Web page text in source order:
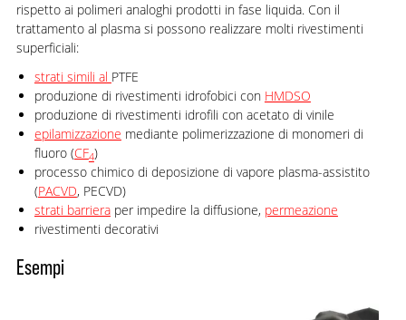
rispetto ai polimeri analoghi prodotti in fase liquida. Con il
trattamento al plasma si possono realizzare molti rivestimenti
superficiali:
strati simili al PTFE
produzione di rivestimenti idrofobici con HMDSO
produzione di rivestimenti idrofili con acetato di vinile
epilamizzazione mediante polimerizzazione di monomeri di
fluoro (CF4)
processo chimico di deposizione di vapore plasma-assistito
(PACVD, PECVD)
strati barrieraper impedire la diffusione, permeazione
rivestimenti decorativi
Esempi